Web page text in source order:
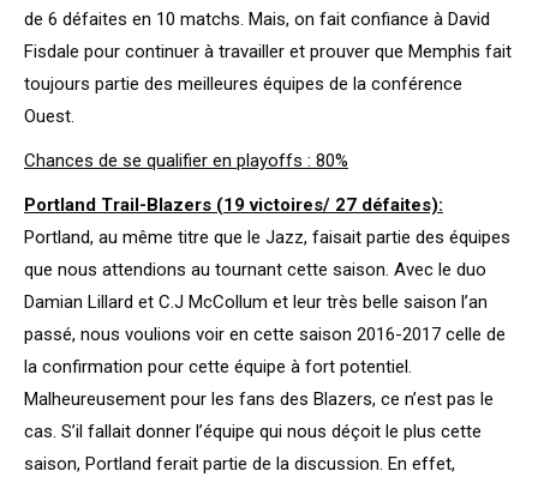
de 6 défaites en 10 matchs. Mais, on fait confiance à David
Fisdale pour continuer à travailler et prouver que Memphis fait
toujours partie des meilleures équipes de la conférence
Ouest.
Chances de se qualifier en playoffs : 80%
Portland Trail-Blazers (19 victoires/ 27 défaites):
Portland, au même titre que le Jazz, faisait partie des équipes
que nous attendions au tournant cette saison. Avec le duo
Damian Lillard et C.J McCollum et leur très belle saison l’an
passé, nous voulions voir en cette saison 2016-2017 celle de
la confirmation pour cette équipe à fort potentiel.
Malheureusement pour les fans des Blazers, ce n’est pas le
cas. S’il fallait donner l’équipe qui nous déçoit le plus cette
saison, Portland ferait partie de la discussion. En effet,